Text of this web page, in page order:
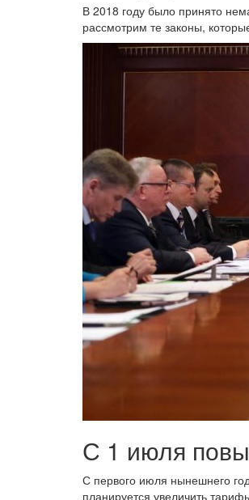
В 2018 году было принято
рассмотрим те законы,
С 1 июля
С первого июля нынешнего
планируется увеличить